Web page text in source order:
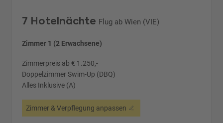
7 Hotelnächte Flug ab Wien (VIE)
Zimmer 1 (2 Erwachsene)
Zimmerpreis ab € 1.250,-
Doppelzimmer Swim-Up (DBQ)
Alles Inklusive (A)
Zimmer & Verpflegung anpassen